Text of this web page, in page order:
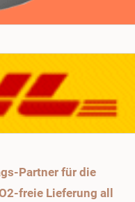
Partner für die
freie Lieferung all